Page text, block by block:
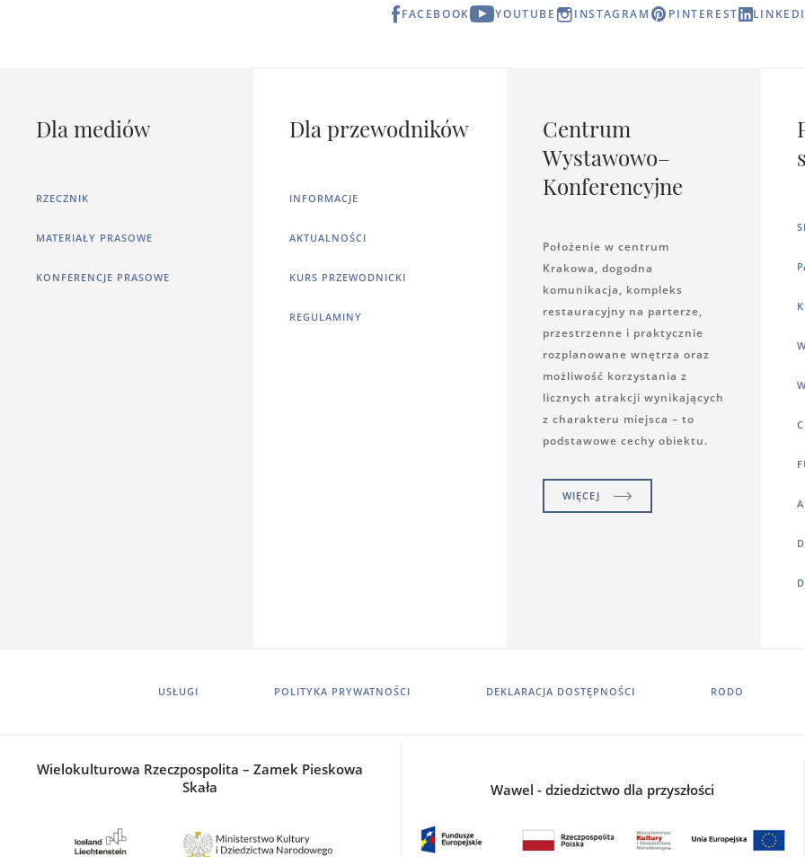
FACEBOOK YOUTUBE INSTAGRAM PINTEREST
Dla mediów
RZECZNIK
MATERIAŁY PRASOWE
KONFERENCJE PRASOWE
Dla przewodników
INFORMACJE
AKTUALNOŚCI
KURS PRZEWODNICKI
REGULAMINY
Centrum
Wystawowo–
Konferencyjne
Położenie w centrum
Krakowa, dogodna
komunikacja, kompleks
restauracyjny na parterze,
przestrzenne i praktycznie
rozplanowane wnętrza oraz
możliwość korzystania z
licznych atrakcji wynikających
z charakteru miejsca – to
podstawowe cechy obiektu.
WIĘCEJ
USŁUGI POLITYKA PRYWATNOŚCI DEKLARACJA DOSTĘPNOŚCI RODO
Wielokulturowa Rzeczpospolita – Zamek Pieskowa
Skała
Wawel - dziedzictwo dla przyszłości